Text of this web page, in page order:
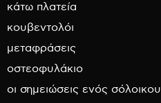
κάτω πλατεία
κουβεντολόι
μεταφράσεις
οστεοφυλάκιο
οι σημειώσεις ενός σόλοικου